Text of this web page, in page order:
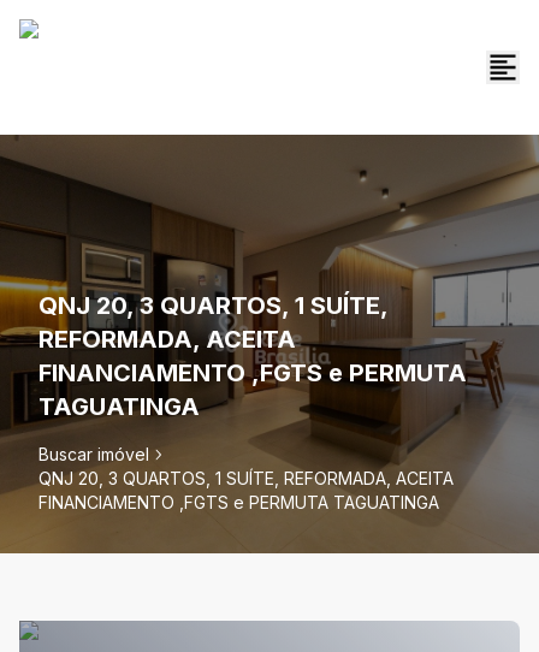
QNJ 20, 3 QUARTOS, 1 SUÍTE,
REFORMADA, ACEITA
FINANCIAMENTO ,FGTS e PERMUTA
TAGUATINGA
Buscar imóvel
QNJ 20, 3 QUARTOS, 1 SUÍTE, REFORMADA, ACEITA
FINANCIAMENTO ,FGTS e PERMUTA TAGUATINGA